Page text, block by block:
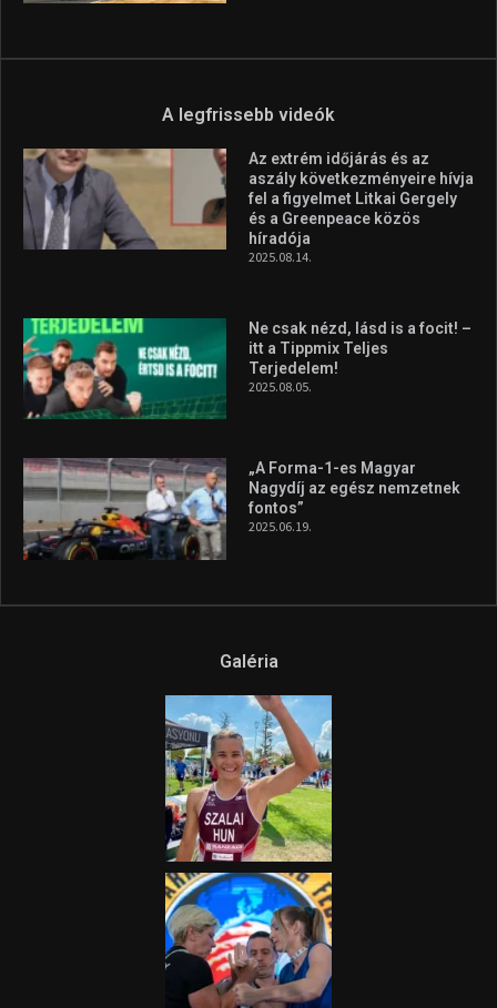
A legfrissebb videók
Az extrém időjárás és az
aszály következményeire hívja
fel a figyelmet Litkai Gergely
és a Greenpeace közös
híradója
2025.08.14.
Ne csak nézd, lásd is a focit! –
itt a Tippmix Teljes
Terjedelem!
2025.08.05.
„A Forma-1-es Magyar
Nagydíj az egész nemzetnek
fontos”
2025.06.19.
Galéria